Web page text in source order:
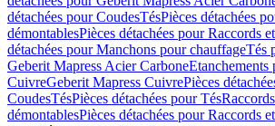
détachées pour CoudesTésPièces détachées
démontablesPièces détachées pour Raccords
détachées pour Manchons pour chauffageTés
Geberit Mapress Acier CarboneEtanchements
CuivreGeberit Mapress CuivrePièces
CoudesTésPièces détachées pour Tés
démontablesPièces détachées pour Raccords